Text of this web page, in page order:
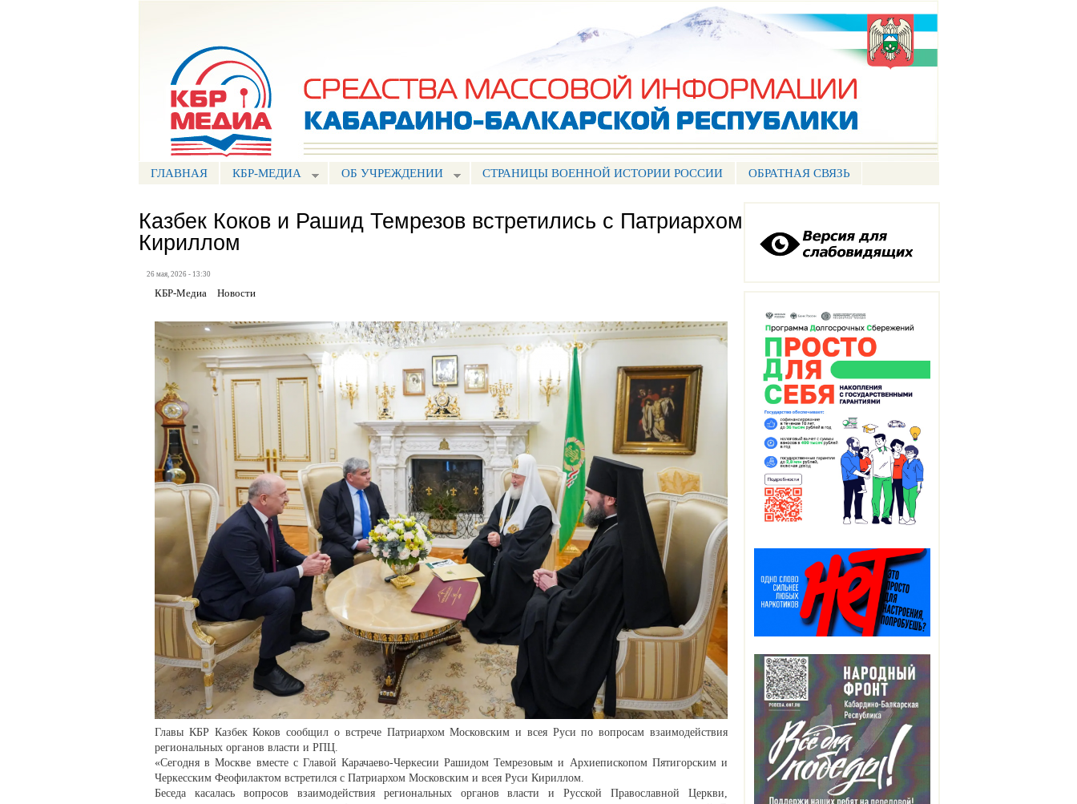
ГЛАВНАЯ КБР-МЕДИА ОБ УЧРЕЖДЕНИИ СТРАНИЦЫ ВОЕННОЙ ИСТОРИИ РОССИИ ОБРАТНАЯ СВЯЗЬ
Казбек Коков и Рашид Темрезов встретились с Патриархом
Кириллом
26 мая, 2026 - 13:30
КБР-Медиа Новости
Главы КБР Казбек Коков сообщил о встрече Патриархом Московским и всея Руси по вопросам взаимодействия
региональных органов власти и РПЦ.
«Сегодня в Москве вместе с Главой Карачаево-Черкесии Рашидом Темрезовым и Архиепископом Пятигорским и
Черкесским Феофилактом встретился с Патриархом Московским и всея Руси Кириллом.
Беседа касалась вопросов взаимодействия региональных органов власти и Русской Православной Церкви,